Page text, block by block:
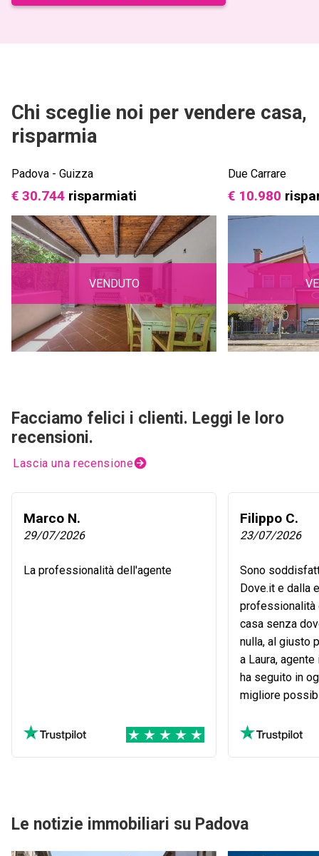
Chi sceglie noi per vendere casa,
risparmia
Padova - Guizza
€ 30.744 risparmiati
VENDUTO
Due Carrare
€ 10.980
Facciamo felici i clienti. Leggi le loro
recensioni.
Lascia una recensione
Marco N.
29/07/2026
La professionalità dell'agente
Filippo C.
23/07/2026
Sono
Dove.it e dalla
professionalità
casa senza
nulla, al giusto
a Laura,
ha seguito in
migliore
Le notizie immobiliari su Padova